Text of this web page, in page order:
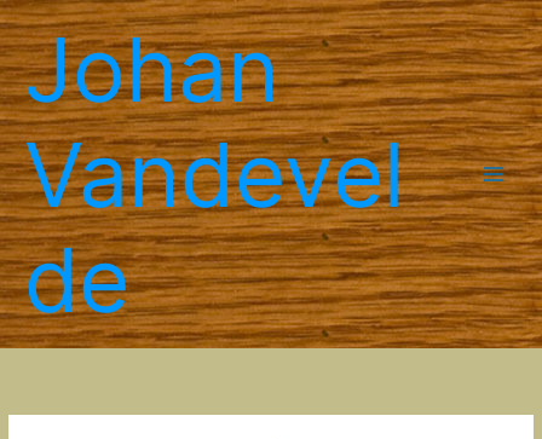
Spring
naar
de
inhoudJohan
Vandevel
de